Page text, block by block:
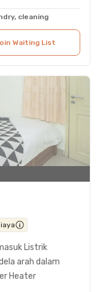
cleaning
Waiting List
Listrik
arah dalam
Heater